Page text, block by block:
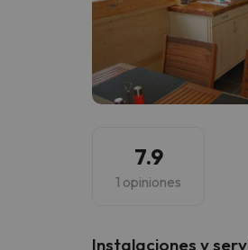
7.9
1 opiniones
Instalaciones y